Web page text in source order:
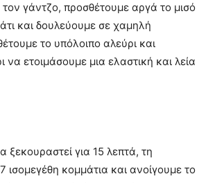
γάντζο, προσθέτουμε αργά το μισό
και δουλεύουμε σε χαμηλή
το υπόλοιπο αλεύρι και
ετοιμάσουμε μια ελαστική και λεία
για 15 λεπτά, τη
ισομεγέθη κομμάτια και ανοίγουμε το